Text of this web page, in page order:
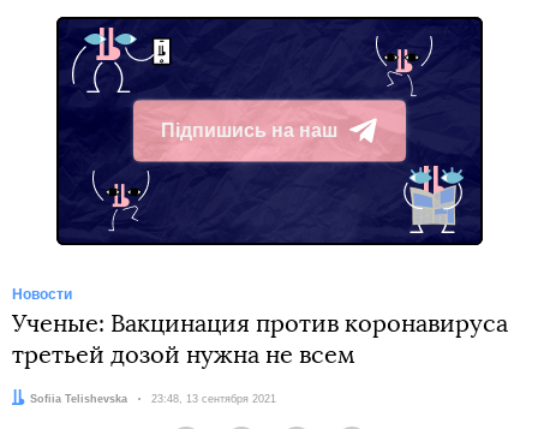
Підпишись на наш
Telegram
Новости
Ученые: Вакцинация против коронавируса
третьей дозой нужна не всем
Автор:
Sofiia Telishevska Дата:
23:48, 13 сентября 2021